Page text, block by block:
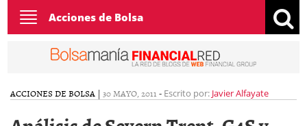
Toggle
navigation
Acciones de Bolsa
ACCIONES DE BOLSA | 30 MAYO, 2011 - Escrito por: Javier Alfayate